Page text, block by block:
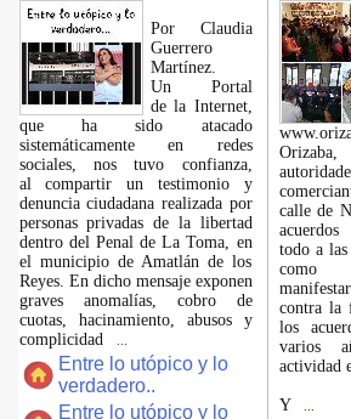
Por Claudia
Guerrero
Martínez.
​Un Portal
de la Internet,
que ha sido atacado
sistemáticamente en redes
sociales, nos tuvo confianza,
al compartir un testimonio y
denuncia ciudadana realizada por
personas privadas de la libertad
dentro del Penal de La Toma, en
el municipio de Amatlán de los
Reyes. En dicho mensaje exponen
graves anomalías, cobro de
cuotas, hacinamiento, abusos y
complicidad
Entre lo utópico y lo
verdadero..
Entre lo utópico y lo
Orizaba,
calle de
todo a las
como
contra la
los
varios
actividad
Y